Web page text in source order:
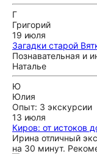
Г
Григорий
19 июля
Загадки старой
Познавательная и
Наталье
Ю
Юлия
Опыт: 3 экскурсии
13 июля
Киров: от истоков
Ирина отличный
на 30 минут.